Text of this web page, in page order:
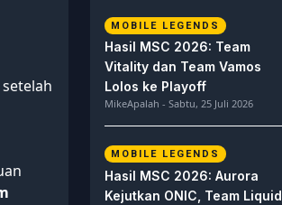
MOBILE LEGENDS
Hasil MSC 2026: Team
Vitality dan Team Vamos
Lolos ke Playoff
MikeApalah - Sabtu, 25 Juli 2026
MOBILE LEGENDS
Hasil MSC 2026: Aurora
Kejutkan ONIC, Team Liquid